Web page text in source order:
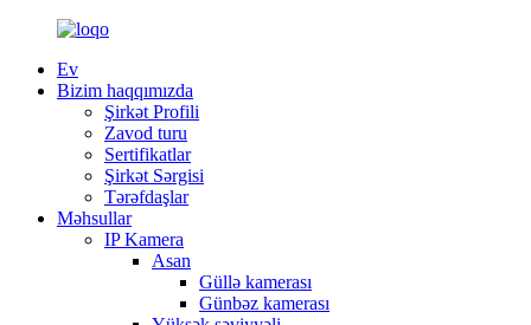
Ev
Bizim haqqımızda
Şirkət Profili
Zavod turu
Sertifikatlar
Şirkət Sərgisi
Tərəfdaşlar
Məhsullar
IP Kamera
Asan
Güllə kamerası
Günbəz kamerası